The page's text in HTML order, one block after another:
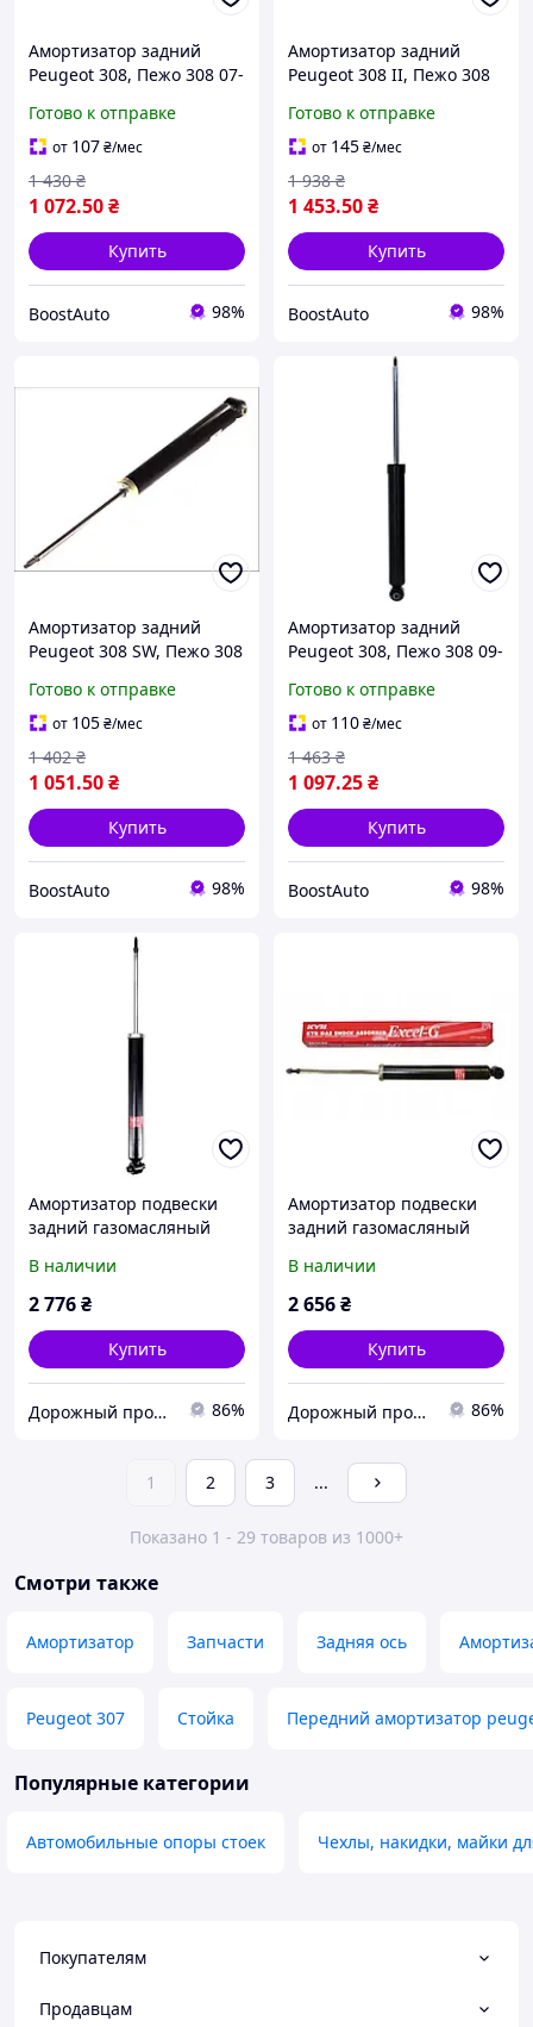
Амортизатор задний
Peugeot 308, Пежо 308 07-
Готово к отправке
от 107₴/мес
1 072.50₴
1 430 ₴
Купить
BoostAuto 98%
Амортизатор задний
Peugeot 308 II, Пежо 308
Готово к отправке
от 145₴/мес
1 453.50₴
1 938 ₴
Купить
BoostAuto 98%
Амортизатор задний
Peugeot 308 SW, Пежо 308
Готово к отправке
от 105₴/мес
1 051.50₴
1 402 ₴
Купить
BoostAuto 98%
Амортизатор задний
Peugeot 308, Пежо 308 09-
Готово к отправке
от 110₴/мес
1 097.25₴
1 463 ₴
Купить
BoostAuto 98%
Амортизатор подвески
задний газомасляный
В наличии
2 776₴
Купить
Дорожный просвет 86%
Амортизатор подвески
задний газомасляный
В наличии
2 656₴
Купить
Дорожный просвет 86%
1 2 3 ...
Показано 1 - 29 товаров из 1000+
Смотри также
Амортизатор Запчасти Задняя ось
Peugeot 307 Стойка Передний амортизатор
Популярные категории
Автомобильные опоры стоек Чехлы, накидки, майки
Покупателям
Продавцам